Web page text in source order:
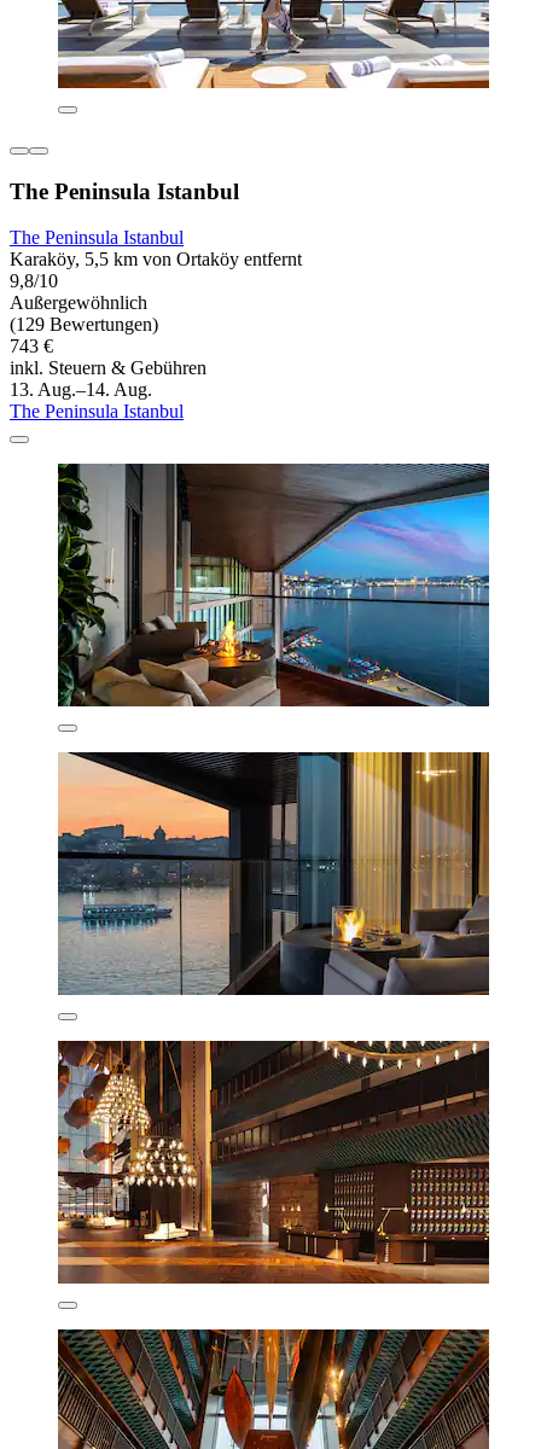
The Peninsula Istanbul
The Peninsula Istanbul
Karaköy, 5,5 km von Ortaköy entfernt
9,8/10
Außergewöhnlich
(129 Bewertungen)
743 €
inkl. Steuern & Gebühren
13. Aug.–14. Aug.
The Peninsula Istanbul